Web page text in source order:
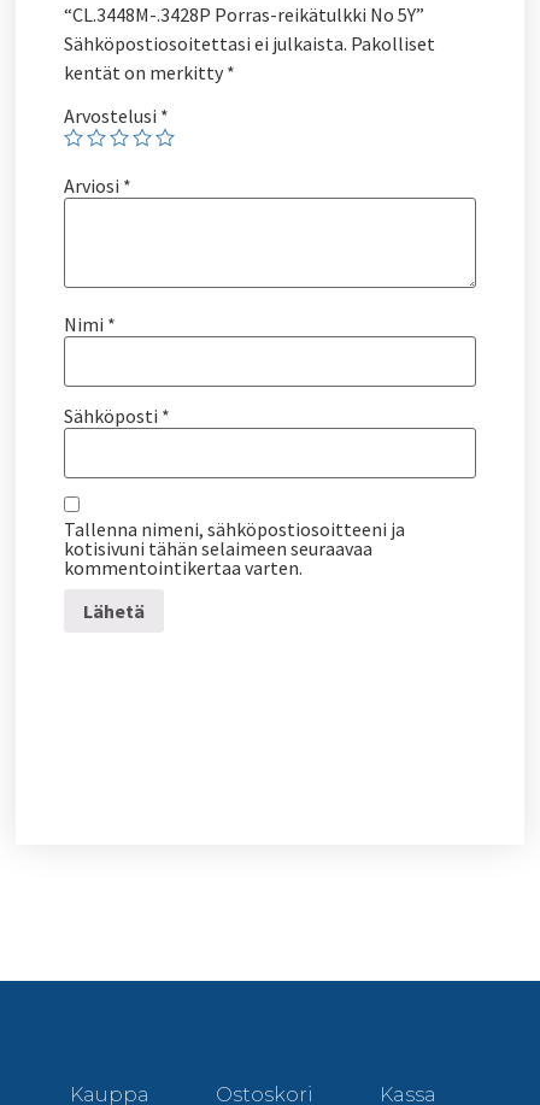
“CL.3448M-.3428P Porras-reikätulkki No 5Y”
Sähköpostiosoitettasi ei julkaista. Pakolliset
kentät on merkitty *
Arvostelusi *
Arviosi *
Nimi *
Sähköposti *
Tallenna nimeni, sähköpostiosoitteeni ja
kotisivuni tähän selaimeen seuraavaa
kommentointikertaa varten.
Kauppa Ostoskori Kassa